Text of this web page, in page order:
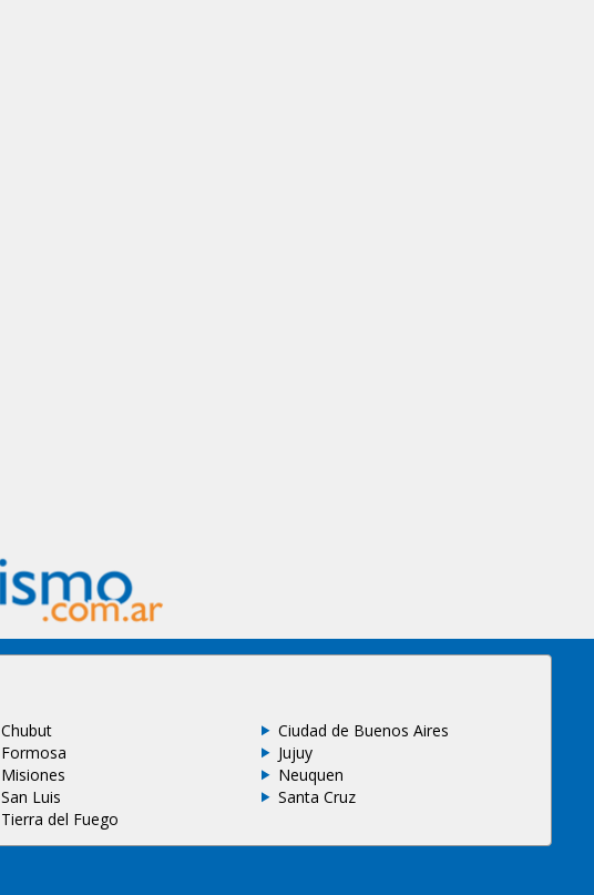
Chubut
Ciudad de Buenos Aires
Formosa
Jujuy
Misiones
Neuquen
San Luis
Santa Cruz
Tierra del Fuego